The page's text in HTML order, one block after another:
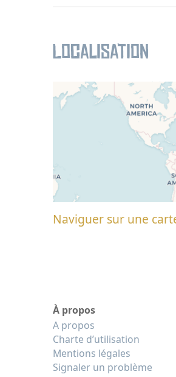
Localisation
Naviguer sur une
À propos
A propos
Charte d’utilisation
Mentions légales
Signaler un problème